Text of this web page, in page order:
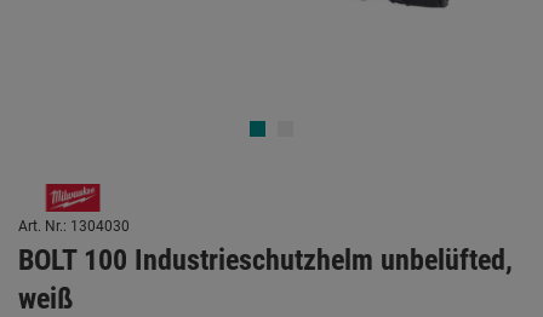
Art. Nr.: 1304030
BOLT 100 Industrieschutzhelm unbelüfted,
weiß